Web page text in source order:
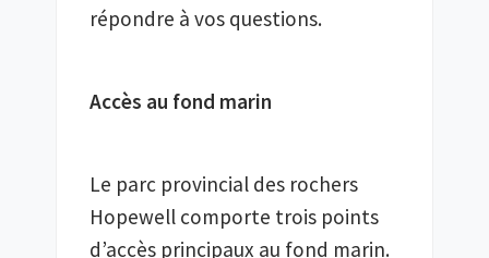
répondre à vos questions.
Accès au fond marin
Le parc provincial des rochers
Hopewell comporte trois points
d’accès principaux au fond marin.